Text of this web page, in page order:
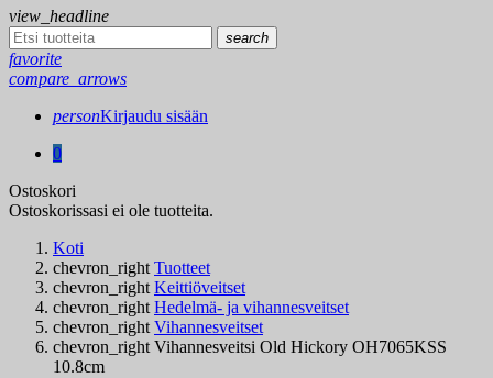
view_headline
search
favorite
compare_arrows
personKirjaudu sisään
0
Ostoskori
Ostoskorissasi ei ole tuotteita.
Koti
chevron_right Tuotteet
chevron_right Keittiöveitset
chevron_right Hedelmä- ja vihannesveitset
chevron_right Vihannesveitset
chevron_right Vihannesveitsi Old Hickory OH7065KSS
10.8cm